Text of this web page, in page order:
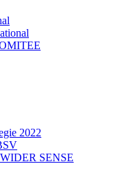
2022
WIDER SENSE